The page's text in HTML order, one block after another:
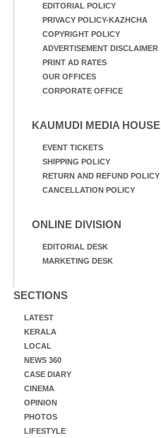
EDITORIAL POLICY
PRIVACY POLICY-KAZHCHA
COPYRIGHT POLICY
ADVERTISEMENT DISCLAIMER
PRINT AD RATES
OUR OFFICES
CORPORATE OFFICE
KAUMUDI MEDIA HOUSE
EVENT TICKETS
SHIPPING POLICY
RETURN AND REFUND POLICY
CANCELLATION POLICY
ONLINE DIVISION
EDITORIAL DESK
MARKETING DESK
SECTIONS
LATEST
KERALA
LOCAL
NEWS 360
CASE DIARY
CINEMA
OPINION
PHOTOS
LIFESTYLE